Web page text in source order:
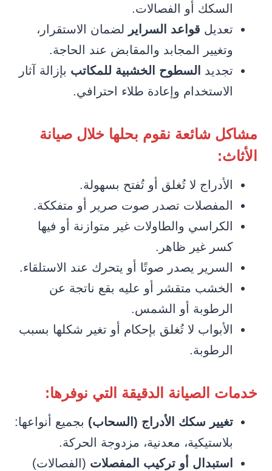
السكك أو الفصالات.
تعديل قواعد السراير لضمان الاستقرار،
وتغيير المجابد والمقابض عند الحاجة.
تجديد
السطوح الخشبية للمكاتب بإزالة آثار
الاستخدام وإعادة طلاء احترافي.
مشاكل شائعة نقوم بحلها خلال صيانة
الأثاث:
الأدراج لا تُغلق أو تُفتح بسهولة.
المفصلات تصدر صوت صرير أو متفككة.
الكراسي والطاولات غير متوازنة أو فيها
كسر غير ظاهر.
السرير يصدر صوتًا أو يتحرك عند الاستلقاء.
الخشب متقشر أو عليه بقع ناتجة عن
الرطوبة أو الشمس.
الأبواب لا تُغلق بإحكام أو تغير شكلها بسبب
الرطوبة.
خدمات الصيانة الدقيقة التي نوفرها:
تغيير سكك الأدراج (السحاب) بجميع أنواعها:
بلاستيكية، معدنية، مزدوجة الحركة.
استبدال أو تركيب المفصلات (الفصالات)